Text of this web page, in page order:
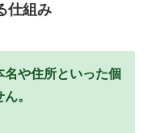
仕組み
や住所といった個
。